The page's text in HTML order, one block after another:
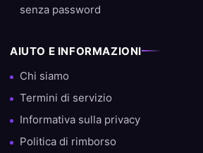
senza password
AIUTO E INFORMAZIONI
Chi siamo
Termini di servizio
Informativa sulla privacy
Politica di rimborso